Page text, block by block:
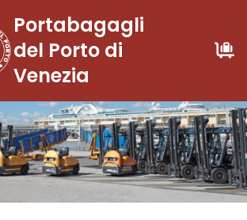
Portabagagli
del Porto di
Venezia